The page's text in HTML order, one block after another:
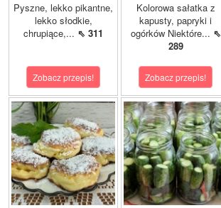
Pyszne, lekko pikantne,
lekko słodkie,
chrupiące,... ⇖ 311
Zobacz przepis!
Kolorowa sałatka z
kapusty, papryki i
ogórków Niektóre... ⇖
289
Zobacz przepis!